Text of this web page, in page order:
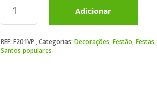
Festão
cor
VERDE
Adicionar
REF: F201VP Categorias: Decorações,Festão,Festas,
Santos populares